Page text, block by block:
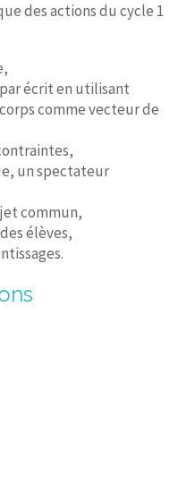
des actions du cycle 1
écrit en utilisant
comme vecteur de
un spectateur
commun,
élèves,